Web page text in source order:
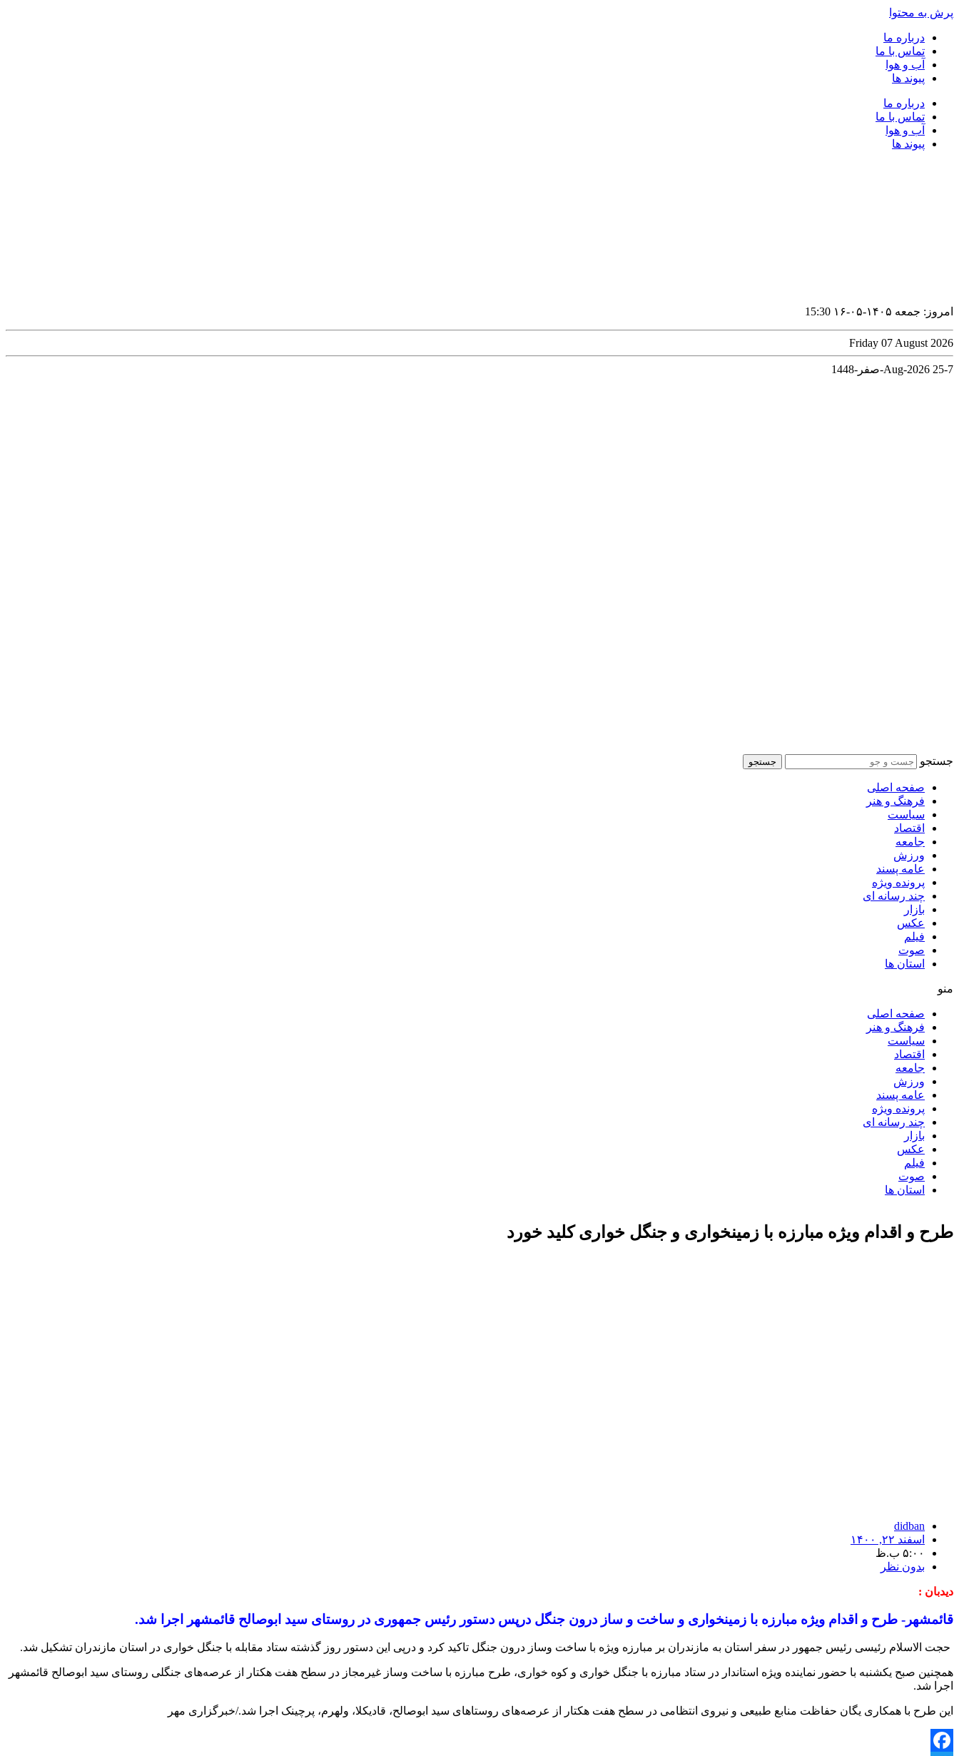
پرش به محتوا
درباره ما
تماس با ما
آب و هوا
پیوند ها
درباره ما
تماس با ما
آب و هوا
پیوند ها
امروز: جمعه ۱۴۰۵-۰۵-۱۶ 15:30
Friday 07 August 2026
7-Aug-2026 25-صفر-1448
جستجو جستجو
صفحه اصلی
فرهنگ و هنر
سیاست
اقتصاد
جامعه
ورزش
عامه پسند
پرونده ویژه
چند رسانه ای
بازار
عکس
فیلم
صوت
استان ها
منو
صفحه اصلی
فرهنگ و هنر
سیاست
اقتصاد
جامعه
ورزش
عامه پسند
پرونده ویژه
چند رسانه ای
بازار
عکس
فیلم
صوت
استان ها
طرح و اقدام ویژه مبارزه با زمینخواری و جنگل خواری کلید خورد
didban
اسفند ۲۲, ۱۴۰۰
۵:۰۰ ب.ظ
بدون نظر
دیدبان :
قائمشهر- طرح و اقدام ویژه مبارزه با زمینخواری و ساخت و ساز درون جنگل درپس دستور رئیس جمهوری در روستای سید ابوصالح قائمشهر اجرا شد.
حجت الاسلام رئیسی رئیس جمهور در سفر استان به مازندران بر مبارزه ویژه با ساخت وساز درون جنگل تاکید کرد و درپی این دستور روز گذشته ستاد مقابله با جنگل خواری در استان مازندران تشکیل شد.
همچنین صبح یکشنبه با حضور نماینده ویژه استاندار در ستاد مبارزه با جنگل خواری و کوه خواری، طرح مبارزه با ساخت وساز غیرمجاز در سطح هفت هکتار از عرصه‌های جنگلی روستای سید ابوصالح قائمشهر
اجرا شد.
این طرح با همکاری یگان حفاظت منابع طبیعی و نیروی انتظامی در سطح هفت هکتار از عرصه‌های روستاهای سید ابوصالح، قادیکلا، ولهرم، پرچینک اجرا شد./خبرگزاری مهر